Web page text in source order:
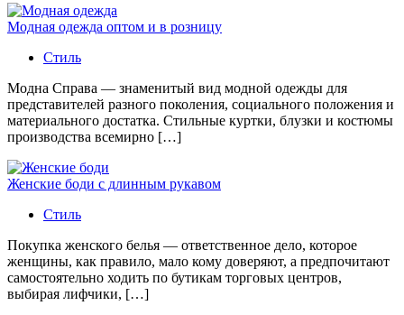
Модная одежда оптом и в розницу
Стиль
Модна Справа — знаменитый вид модной одежды для
представителей разного поколения, социального положения и
материального достатка. Стильные куртки, блузки и костюмы
производства всемирно […]
Женские боди с длинным рукавом
Стиль
Покупка женского белья — ответственное дело, которое
женщины, как правило, мало кому доверяют, а предпочитают
самостоятельно ходить по бутикам торговых центров,
выбирая лифчики, […]